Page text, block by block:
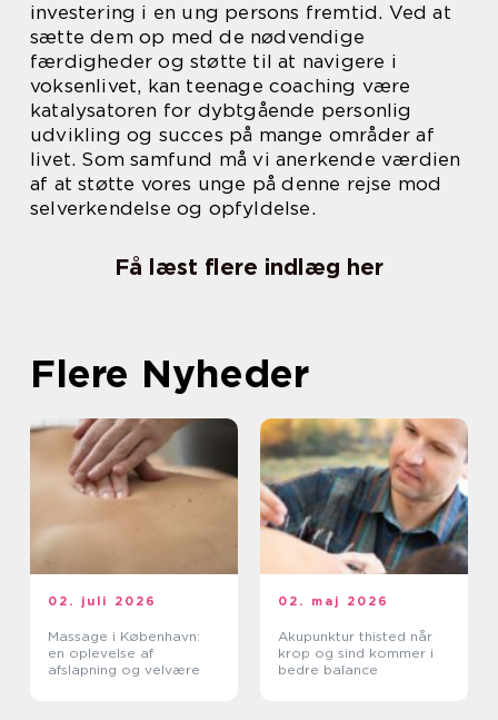
investering i en ung persons fremtid. Ved at
sætte dem op med de nødvendige
færdigheder og støtte til at navigere i
voksenlivet, kan teenage coaching være
katalysatoren for dybtgående personlig
udvikling og succes på mange områder af
livet. Som samfund må vi anerkende værdien
af at støtte vores unge på denne rejse mod
selverkendelse og opfyldelse.
Få læst flere indlæg her
Flere Nyheder
02. juli 2026
Massage i København:
en oplevelse af
afslapning og velvære
02. maj 2026
Akupunktur thisted når
krop og sind kommer i
bedre balance